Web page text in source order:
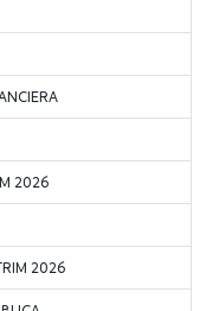
2026
2026